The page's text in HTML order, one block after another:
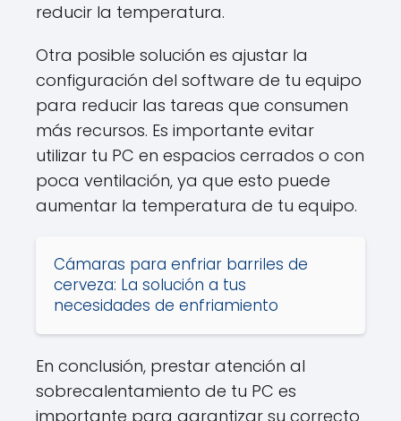
reducir la temperatura.
Otra posible solución es ajustar la
configuración del software de tu equipo
para reducir las tareas que consumen
más recursos. Es importante evitar
utilizar tu PC en espacios cerrados o con
poca ventilación, ya que esto puede
aumentar la temperatura de tu equipo.
Cámaras para enfriar barriles de
cerveza: La solución a tus
necesidades de enfriamiento
En conclusión, prestar atención al
sobrecalentamiento de tu PC es
importante para garantizar su correcto